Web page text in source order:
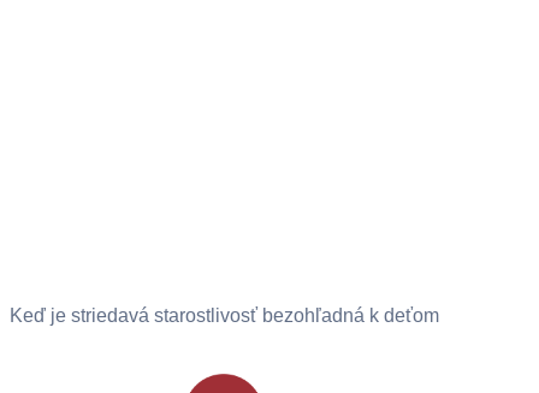
Keď je striedavá starostlivosť bezohľadná k deťom